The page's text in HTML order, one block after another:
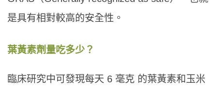
是具有相對較高的安全性。
葉黃素劑量吃多少？
臨床研究中可發現每天 6 毫克 的葉黃素和玉米